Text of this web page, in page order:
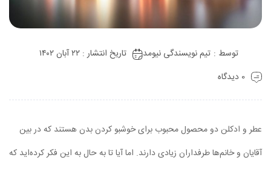
توسط : تیم نویسندگی نیومد
تاریخ انتشار : ۲۲ آبان ۱۴۰۲
0 دیدگاه
عطر و ادکلن دو محصول محبوب برای خوشبو کردن بدن هستند که در بین
آقایان و خانم‌ها طرفداران زیادی دارند. اما آیا تا به حال به این فکر کرده‌اید که